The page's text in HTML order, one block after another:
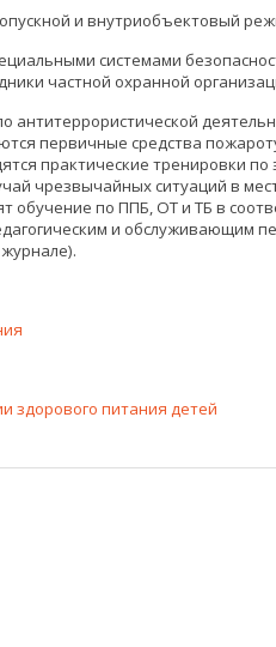
и внутриобъектовый
системами
частной охранной
антитеррористической
первичные средства
практические тренировки по
чрезвычайных ситуаций в
обучение по ППБ, ОТ и ТБ в
и обслуживающим
здорового питания детей